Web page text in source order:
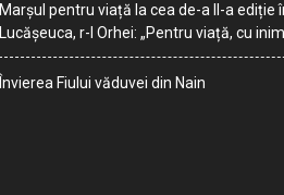
Marșul pentru viață la cea de-a II-a ediție
Lucășeuca, r-l Orhei: „Pentru viață, cu
Învierea Fiului văduvei din Nain